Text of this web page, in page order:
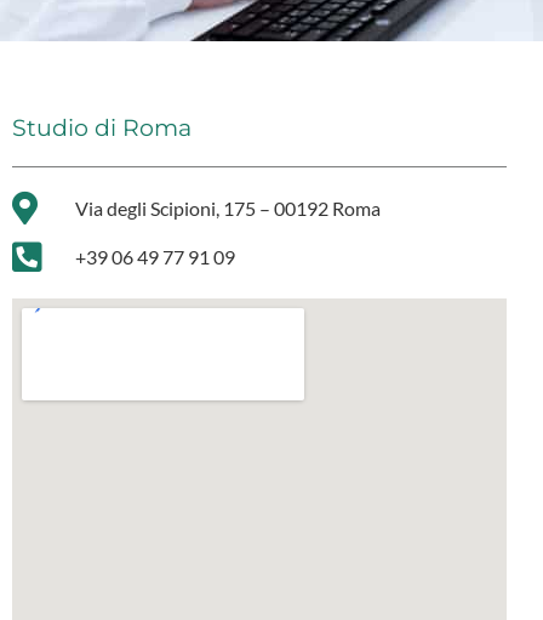
Studio di Roma
Via degli Scipioni, 175 – 00192 Roma
+39 06 49 77 91 09